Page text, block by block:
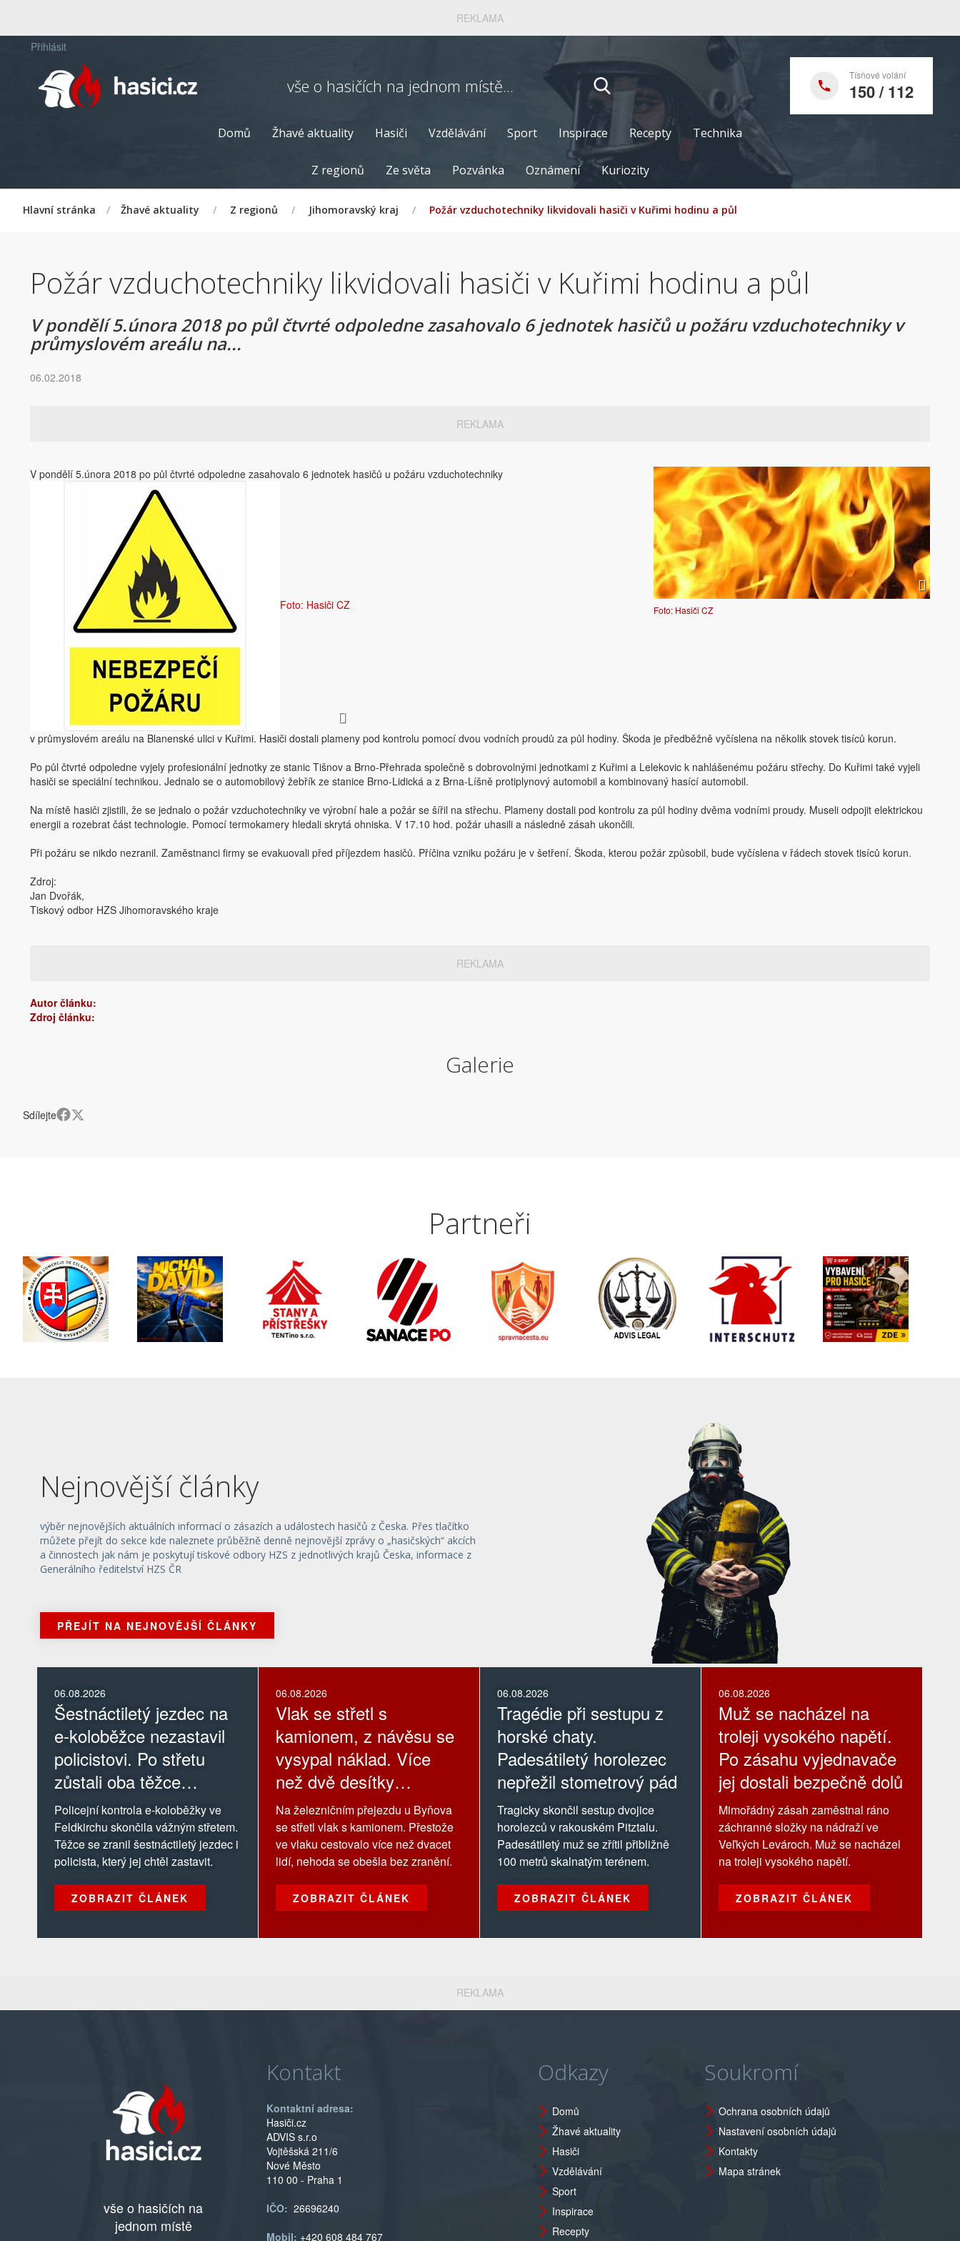
REKLAMA
Přihlásit
vše o hasičích na jednom místě... Tísňové volání
150 / 112
Domů Žhavé aktuality Hasiči Vzdělávání Sport Inspirace Recepty Technika
Z regionů Ze světa Pozvánka Oznámení Kuriozity
Hlavní stránka / Žhavé aktuality / Z regionů / Jihomoravský kraj / Požár vzduchotechniky likvidovali hasiči v Kuřimi hodinu a půl
Požár vzduchotechniky likvidovali hasiči v Kuřimi hodinu a půl
V pondělí 5.února 2018 po půl čtvrté odpoledne zasahovalo 6 jednotek hasičů u požáru vzduchotechniky v
průmyslovém areálu na...
06.02.2018
REKLAMA
Foto: Hasiči CZ
V pondělí 5.února 2018 po půl čtvrté odpoledne zasahovalo 6 jednotek hasičů u požáru vzduchotechniky
Foto: Hasiči CZ
v průmyslovém areálu na Blanenské ulici v Kuřimi. Hasiči dostali plameny pod kontrolu pomocí dvou vodních proudů za půl hodiny. Škoda je předběžně vyčíslena na několik stovek tisíců korun.
Po půl čtvrté odpoledne vyjely profesionální jednotky ze stanic Tišnov a Brno-Přehrada společně s dobrovolnými jednotkami z Kuřimi a Lelekovic k nahlášenému požáru střechy. Do Kuřimi také vyjeli
hasiči se speciální technikou. Jednalo se o automobilový žebřík ze stanice Brno-Lidická a z Brna-Líšně protiplynový automobil a kombinovaný hasící automobil.
Na místě hasiči zjistili, že se jednalo o požár vzduchotechniky ve výrobní hale a požár se šířil na střechu. Plameny dostali pod kontrolu za půl hodiny dvěma vodními proudy. Museli odpojit elektrickou
energii a rozebrat část technologie. Pomocí termokamery hledali skrytá ohniska. V 17.10 hod. požár uhasili a následně zásah ukončili.
Při požáru se nikdo nezranil. Zaměstnanci firmy se evakuovali před příjezdem hasičů. Příčina vzniku požáru je v šetření. Škoda, kterou požár způsobil, bude vyčíslena v řádech stovek tisíců korun.
Zdroj:
Jan Dvořák,
Tiskový odbor HZS Jihomoravského kraje
REKLAMA
Autor článku:
Zdroj článku:
Galerie
Sdílejte
Partneři
Nejnovější články
výběr nejnovějších aktuálních informací o zásazích a událostech hasičů z Česka. Přes tlačítko
můžete přejít do sekce kde naleznete průběžně denně nejnovější zprávy o „hasičských“ akcích
a činnostech jak nám je poskytují tiskové odbory HZS z jednotlivých krajů Česka, informace z
Generálního ředitelství HZS ČR
PŘEJÍT NA NEJNOVĚJŠÍ ČLÁNKY
06.08.2026
Šestnáctiletý jezdec na
e-koloběžce nezastavil
policistovi. Po střetu
zůstali oba těžce
zranění
Policejní kontrola e-koloběžky ve
Feldkirchu skončila vážným střetem.
Těžce se zranil šestnáctiletý jezdec i
policista, který jej chtěl zastavit.
ZOBRAZIT ČLÁNEK
06.08.2026
Tragédie při sestupu z
horské chaty.
Padesátiletý horolezec
nepřežil stometrový pád
Tragicky skončil sestup dvojice
horolezců v rakouském Pitztalu.
Padesátiletý muž se zřítil přibližně
100 metrů skalnatým terénem.
ZOBRAZIT ČLÁNEK
06.08.2026
Muž se nacházel na
troleji vysokého napětí.
Po zásahu vyjednavače
jej dostali bezpečně dolů
Mimořádný zásah zaměstnal ráno
záchranné složky na nádraží ve
Veľkých Levároch. Muž se nacházel
na troleji vysokého napětí.
ZOBRAZIT ČLÁNEK
06.08.2026
Vlak se střetl s
kamionem, z návěsu se
vysypal náklad. Více
než dvě desítky
cestujících jsou bez
zranění
Na železničním přejezdu u Byňova
se střetl vlak s kamionem. Přestože
ve vlaku cestovalo více než dvacet
lidí, nehoda se obešla bez zranění.
ZOBRAZIT ČLÁNEK
REKLAMA
vše o hasičích na
jednom místě
Kontakt
Kontaktní adresa:
Hasiči.cz
ADVIS s.r.o
Vojtěšská 211/6
Nové Město
110 00 - Praha 1
IČO: 26696240
Mobil: +420 608 484 767
Odkazy
Domů
Žhavé aktuality
Hasiči
Vzdělávání
Sport
Inspirace
Recepty
Soukromí
Ochrana osobních údajů
Nastavení osobních údajů
Kontakty
Mapa stránek